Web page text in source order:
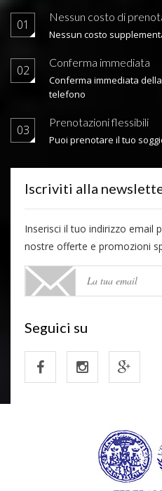
01
Nessun costo di
Nessun costo
02
Conferma immediata
Conferma immediata
telefono
03
Prenotazioni flessibili
Puoi prenotare il tuo
Iscriviti alla
Inserisci il tuo indirizzo email
nostre offerte e promozioni
Seguici su